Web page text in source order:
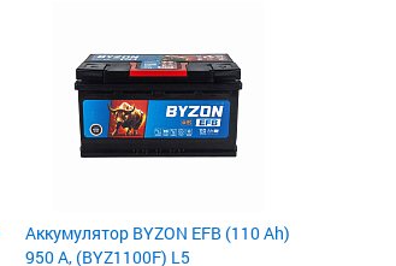
Аккумулятор BYZON EFB (110 Ah)
950 А, (BYZ1100F) L5